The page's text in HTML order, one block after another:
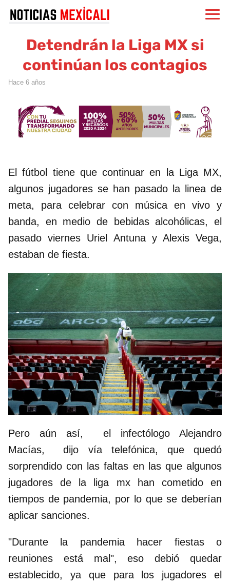
Detendrán la Liga MX si
continúan los contagios
hace 6 años
El fútbol tiene que continuar en la Liga MX,
algunos jugadores se han pasado la linea de
meta, para celebrar con música en vivo y
banda, en medio de bebidas alcohólicas, el
pasado viernes Uriel Antuna y Alexis Vega,
estaban de fiesta.
Pero aún así, el infectólogo Alejandro
Macías, dijo vía telefónica, que quedó
sorprendido con las faltas en las que algunos
jugadores de la liga mx han cometido en
tiempos de pandemia, por lo que se deberían
aplicar sanciones.
"Durante la pandemia hacer fiestas o
reuniones está mal", eso debió quedar
establecido, ya que para los jugadores el